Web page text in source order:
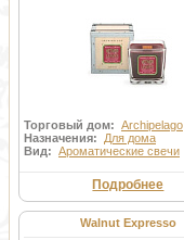
Торговый дом: Archipelago
Назначения: Для дома
Вид: Ароматические свечи
Подробнее
Walnut Expresso